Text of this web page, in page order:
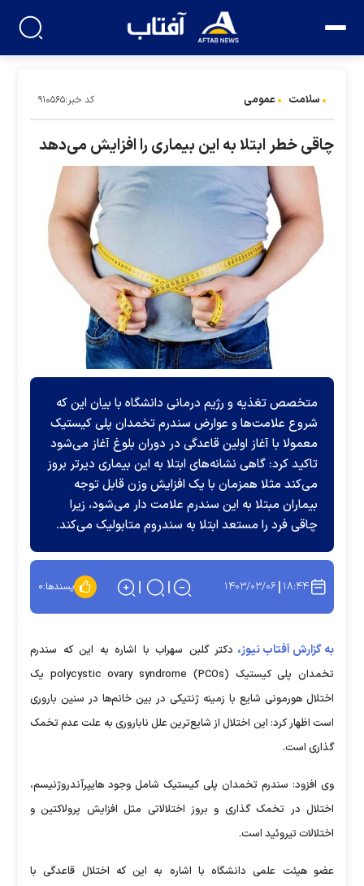
سلامت عمومی کد خبر:۹۱۰۵۶۵
چاقی خطر ابتلا به این بیماری را افزایش می‌دهد
متخصص تغذیه و رژیم درمانی دانشگاه با بیان این که
شروع علامت‌ها و عوارض سندرم تخمدان پلی کیستیک
معمولا با آغاز اولین قاعدگی در دوران بلوغ آغاز می‌شود
تاکید کرد: گاهی نشانه‌های ابتلا به این بیماری دیرتر بروز
می‌کند مثلا همزمان با یک افزایش وزن قابل توجه
بیماران مبتلا به این سندرم علامت دار می‌شود، زیرا
چاقی فرد را مستعد ابتلا به سندروم متابولیک می‌کند.
۱۸:۴۴ ۱۴۰۳/۰۳/۰۶ پسندها:۰
به گزارش آفتاب نیوز، دکتر گلبن سهراب با اشاره به این که سندرم
تخمدان پلی کیستیک polycystic ovary syndrome (PCOs) یک
اختلال هورمونی شایع با زمینه ژنتیکی در بین خانم‌ها در سنین باروری
است اظهار کرد: این اختلال از شایع‌ترین علل ناباروری به علت عدم تخمک
گذاری است.
وی افزود: سندرم تخمدان پلی کیستیک شامل وجود هایپرآندروژنیسم،
اختلال در تخمک گذاری و بروز اختلالاتی مثل افزایش پرولاکتین و
اختلالات تیروئید است.
عضو هیئت علمی دانشگاه با اشاره به این که اختلال قاعدگی با